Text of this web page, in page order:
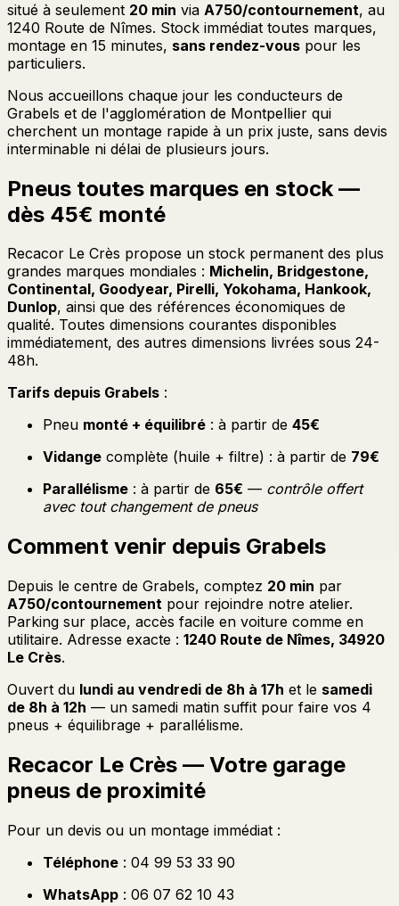
situé à seulement 20 min via A750/contournement, au
1240 Route de Nîmes. Stock immédiat toutes marques,
montage en 15 minutes, sans rendez-vous pour les
particuliers.
Nous accueillons chaque jour les conducteurs de
Grabels et de l'agglomération de Montpellier qui
cherchent un montage rapide à un prix juste, sans devis
interminable ni délai de plusieurs jours.
Pneus toutes marques en stock —
dès 45€ monté
Recacor Le Crès propose un stock permanent des plus
grandes marques mondiales : Michelin, Bridgestone,
Continental, Goodyear, Pirelli, Yokohama, Hankook,
Dunlop, ainsi que des références économiques de
qualité. Toutes dimensions courantes disponibles
immédiatement, des autres dimensions livrées sous 24-
48h.
Tarifs depuis Grabels :
Pneu monté + équilibré : à partir de 45€
Vidange complète (huile + filtre) : à partir de 79€
Parallélisme : à partir de 65€ — contrôle offert
avec tout changement de pneus
Comment venir depuis Grabels
Depuis le centre de Grabels, comptez 20 min par
A750/contournement pour rejoindre notre atelier.
Parking sur place, accès facile en voiture comme en
utilitaire. Adresse exacte : 1240 Route de Nîmes, 34920
Le Crès.
Ouvert du lundi au vendredi de 8h à 17h et le samedi
de 8h à 12h — un samedi matin suffit pour faire vos 4
pneus + équilibrage + parallélisme.
Recacor Le Crès — Votre garage
pneus de proximité
Pour un devis ou un montage immédiat :
Téléphone : 04 99 53 33 90
WhatsApp : 06 07 62 10 43